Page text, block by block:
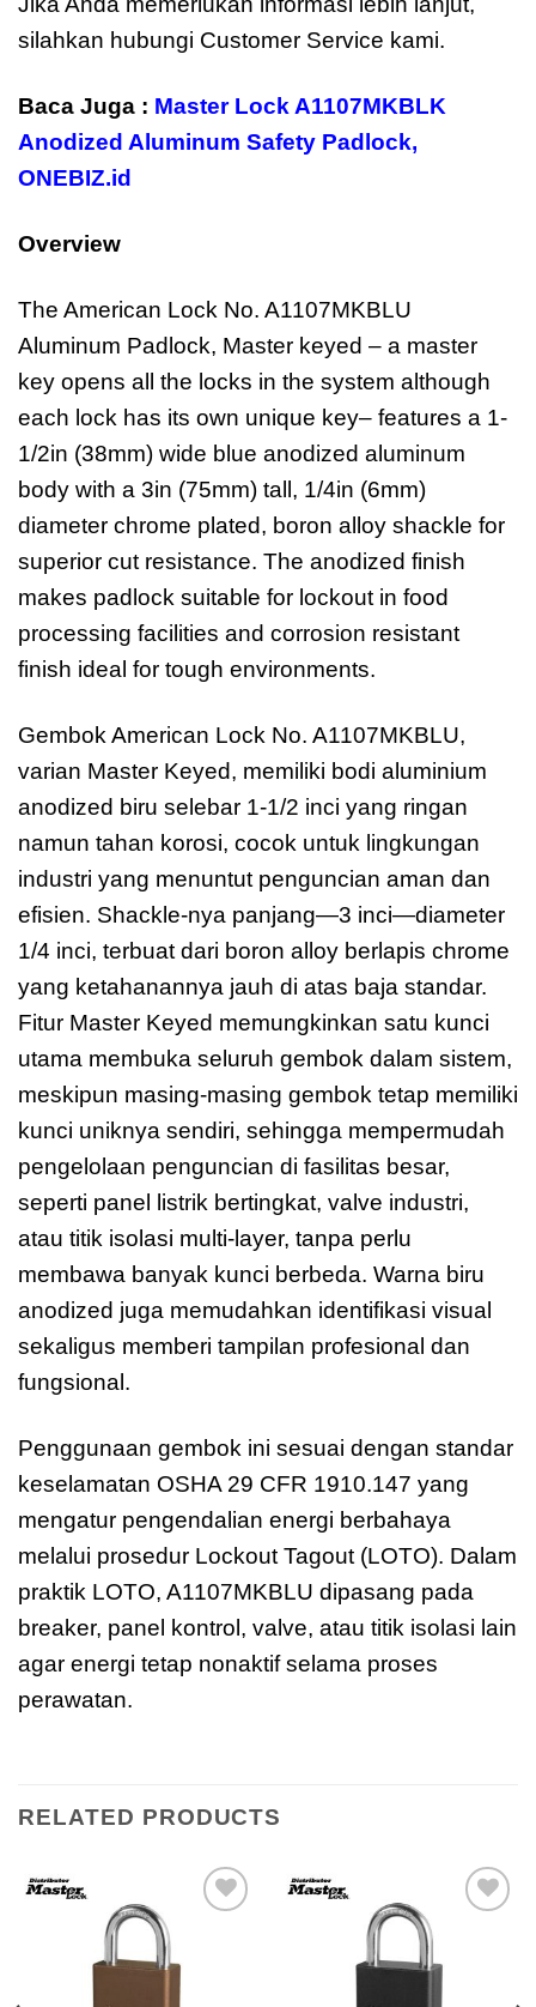
silahkan hubungi Customer Service kami.
Baca Juga : Master Lock A1107MKBLK
Anodized Aluminum Safety Padlock,
ONEBIZ.id
Overview
The American Lock No. A1107MKBLU
Aluminum Padlock, Master keyed – a master
key opens all the locks in the system although
each lock has its own unique key– features a 1-
1/2in (38mm) wide blue anodized aluminum
body with a 3in (75mm) tall, 1/4in (6mm)
diameter chrome plated, boron alloy shackle for
superior cut resistance. The anodized finish
makes padlock suitable for lockout in food
processing facilities and corrosion resistant
finish ideal for tough environments.
Gembok American Lock No. A1107MKBLU,
varian Master Keyed, memiliki bodi aluminium
anodized biru selebar 1-1/2 inci yang ringan
namun tahan korosi, cocok untuk lingkungan
industri yang menuntut penguncian aman dan
efisien. Shackle-nya panjang—3 inci—diameter
1/4 inci, terbuat dari boron alloy berlapis chrome
yang ketahanannya jauh di atas baja standar.
Fitur Master Keyed memungkinkan satu kunci
utama membuka seluruh gembok dalam sistem,
meskipun masing-masing gembok tetap memiliki
kunci uniknya sendiri, sehingga mempermudah
pengelolaan penguncian di fasilitas besar,
seperti panel listrik bertingkat, valve industri,
atau titik isolasi multi-layer, tanpa perlu
membawa banyak kunci berbeda. Warna biru
anodized juga memudahkan identifikasi visual
sekaligus memberi tampilan profesional dan
fungsional.
Penggunaan gembok ini sesuai dengan standar
keselamatan OSHA 29 CFR 1910.147 yang
mengatur pengendalian energi berbahaya
melalui prosedur Lockout Tagout (LOTO). Dalam
praktik LOTO, A1107MKBLU dipasang pada
breaker, panel kontrol, valve, atau titik isolasi lain
agar energi tetap nonaktif selama proses
perawatan.
RELATED PRODUCTS